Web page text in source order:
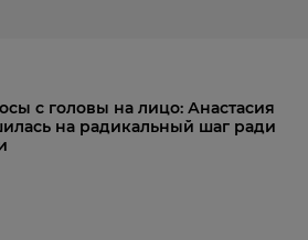
с головы на лицо: Анастасия
на радикальный шаг ради